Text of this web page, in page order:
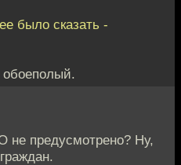
было сказать -
обоеполый.
не предусмотрено? Ну,